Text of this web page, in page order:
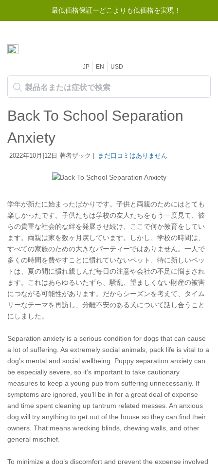
最低価格保証ーどこよりも低価格を実現！
50ドル以上のご注文で送料無料
JP EN USD
Back To School Separation
Anxiety
2022年10月]12日 著者ザック | まだ口コミはありません
学年が新たに始まったばかりです。子供と両親のためにはとても
楽しかったです。子供たちは学校の友人たちをもう一度見て、彼
らの貴重な社会的な絆を発展させ続け、ここで何か教育をしてい
ます。両親は家を数ヶ月戻しています。しかし、学校の時間は、
すべての家族のための大きなパーティーではありません。一人で
多くの時間を費やすことに慣れていないペット、特に新しいペッ
トは、夏の間に慣れ親しんだ毎日の注意や会社の不足に悩まされ
ます。これはあらゆるいたずら、騒乱、望ましくない財産の被害
につながる可能性があります。だからシーズンを考えて、タイム
リーなテーマを再訪し、分離不安のある犬について話し合うこと
にしました。
Separation anxiety is a serious condition for dogs that can cause
a lot of suffering. As extremely social animals, pack life is vital to a
dog’s mental and social wellbeing. Puppy separation anxiety can
be especially severe, so it’s important to take cautionary
measures to keep a young pup from suffering unnecessarily. If
symptoms are ignored, you’ll be in for a great deal of expense
and time spent cleaning up tantrum related messes. An anxious
dog will try anything to get out of the house so they can find their
owners. That means wrecking blinds, chewing walls, and other
general mischief.
To minimize a dog’s discomfort and prevent the expense involved